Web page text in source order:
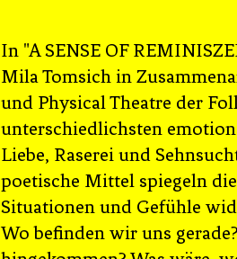
In "A SENSE OF
Mila Tomsich in
und Physical Theatre der
unterschiedlichsten
Liebe, Raserei und
poetische Mittel spiegeln
Situationen und Gefühle
Wo befinden wir uns